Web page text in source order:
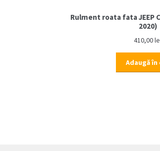
Rulment roata fata JEEP
2020)
410,00
Adaugă în